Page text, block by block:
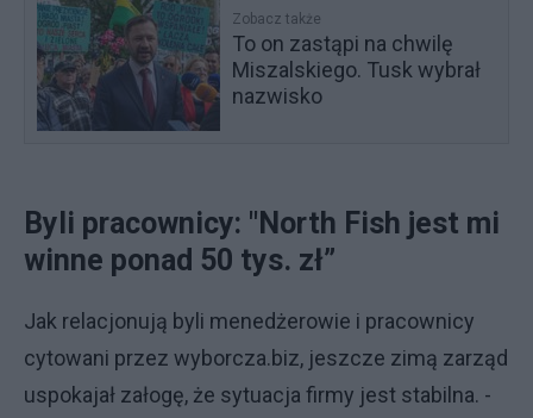
Zobacz także
To on zastąpi na chwilę
Miszalskiego. Tusk wybrał
nazwisko
Byli pracownicy: "North Fish jest mi
winne ponad 50 tys. zł”
Jak relacjonują byli menedżerowie i pracownicy
cytowani przez wyborcza.biz, jeszcze zimą zarząd
uspokajał załogę, że sytuacja firmy jest stabilna. -